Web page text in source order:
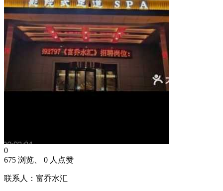
0
675 浏览、 0 人点赞
联系人：富乔水汇